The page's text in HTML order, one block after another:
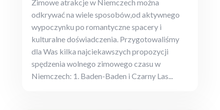
Zimowe atrakcje w Niemczech można
odkrywać na wiele sposobów,od aktywnego
wypoczynku po romantyczne spacery i
kulturalne doświadczenia. Przygotowaliśmy
dla Was kilka najciekawszych propozycji
spędzenia wolnego zimowego czasu w
Niemczech: 1. Baden-Baden i Czarny Las...